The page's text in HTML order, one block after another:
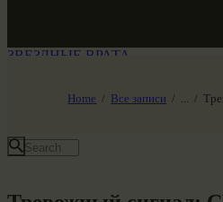
Home Все записи
ЗВЕЗДНЫЕ ВРАТА
SG-6